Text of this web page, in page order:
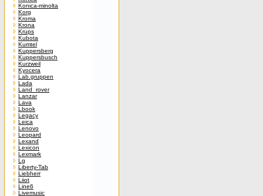
Konica-minolta
Korg
Kroma
Krona
Krups
Kubota
Kumtel
Kuppersberg
Kuppersbusch
Kurzweil
Kyocera
Lab.gruppen
Lada
Land_rover
Lanzar
Lava
Lbook
Legacy
Leica
Lenovo
Leopard
Lexand
Lexicon
Lexmark
Lg
Liberty-Tab
Liebherr
Liiot
Line6
Livemusic